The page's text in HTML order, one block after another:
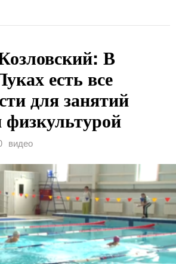
В
есть все
для занятий
физкультурой
видео